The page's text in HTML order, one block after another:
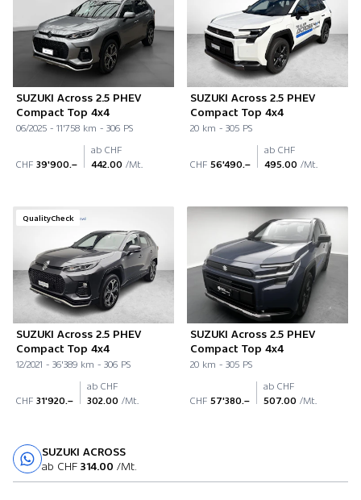
SUZUKI Across 2.5 PHEV
Compact Top 4x4
06/2025 - 11'758 km - 306 PS
CHF 39'900.–
ab CHF
442.00 /Mt.
SUZUKI Across 2.5 PHEV
Compact Top 4x4
20 km - 305 PS
CHF 56'490.–
ab CHF
495.00 /Mt.
QualityCheck
SUZUKI Across 2.5 PHEV
Compact Top 4x4
12/2021 - 36'389 km - 306 PS
CHF 31'920.–
ab CHF
302.00 /Mt.
SUZUKI Across 2.5 PHEV
Compact Top 4x4
20 km - 305 PS
CHF 57'380.–
ab CHF
507.00 /Mt.
SUZUKI ACROSS
ab CHF 314.00 /Mt.